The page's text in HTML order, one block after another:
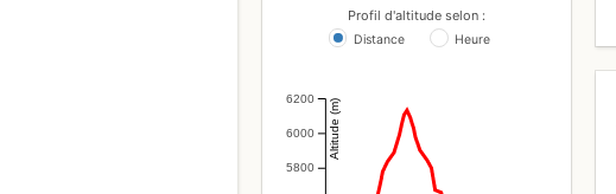
Profil d'altitude selon :
Distance Heure
5800
6000
6200 Altitude (m)